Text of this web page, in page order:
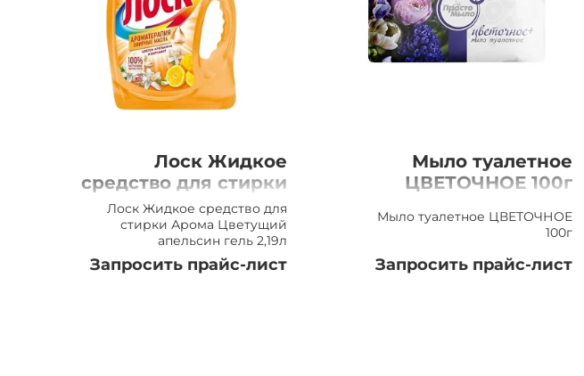
Лоск Жидкое
средство для стирки
Арома Цветущий
апельсин гель 2,19л
Лоск Жидкое средство для
стирки Арома Цветущий
апельсин гель 2,19л
Запросить прайс-лист
Мыло туалетное
ЦВЕТОЧНОЕ 100г
Мыло туалетное ЦВЕТОЧНОЕ
100г
Запросить прайс-лист